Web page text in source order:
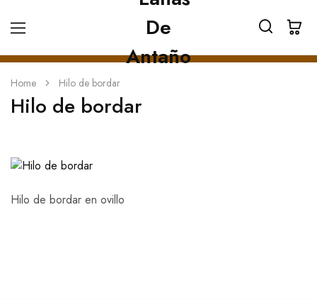
Home Hilo de bordar
Hilo de bordar
Hilo de bordar en ovillo